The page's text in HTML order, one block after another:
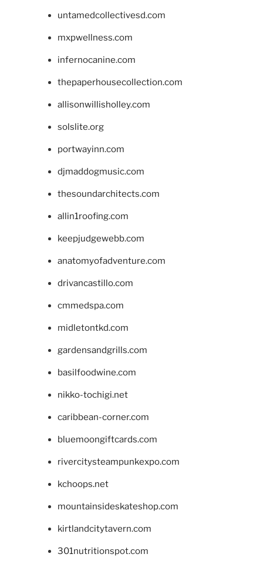
untamedcollectivesd.com
mxpwellness.com
infernocanine.com
thepaperhousecollection.com
allisonwillisholley.com
solslite.org
portwayinn.com
djmaddogmusic.com
thesoundarchitects.com
allin1roofing.com
keepjudgewebb.com
anatomyofadventure.com
drivancastillo.com
cmmedspa.com
midletontkd.com
gardensandgrills.com
basilfoodwine.com
nikko-tochigi.net
caribbean-corner.com
bluemoongiftcards.com
rivercitysteampunkexpo.com
kchoops.net
mountainsideskateshop.com
kirtlandcitytavern.com
301nutritionspot.com